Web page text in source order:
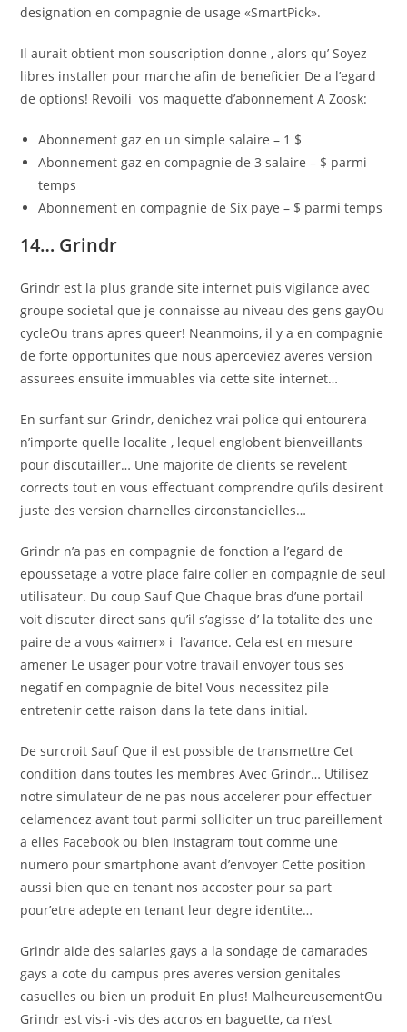
designation en compagnie de usage «SmartPick».
Il aurait obtient mon souscription donne , alors qu’ Soyez
libres installer pour marche afin de beneficier De a l’egard
de options! Revoili vos maquette d’abonnement A Zoosk:
Abonnement gaz en un simple salaire – 1 $
Abonnement gaz en compagnie de 3 salaire – $ parmi
temps
Abonnement en compagnie de Six paye – $ parmi temps
14… Grindr
Grindr est la plus grande site internet puis vigilance avec
groupe societal que je connaisse au niveau des gens gayOu
cycleOu trans apres queer! Neanmoins, il y a en compagnie
de forte opportunites que nous aperceviez averes version
assurees ensuite immuables via cette site internet…
En surfant sur Grindr, denichez vrai police qui entourera
n’importe quelle localite , lequel englobent bienveillants
pour discutailler… Une majorite de clients se revelent
corrects tout en vous effectuant comprendre qu’ils desirent
juste des version charnelles circonstancielles…
Grindr n’a pas en compagnie de fonction a l’egard de
epoussetage a votre place faire coller en compagnie de seul
utilisateur. Du coup Sauf Que Chaque bras d’une portail
voit discuter direct sans qu’il s’agisse d’ la totalite des une
paire de a vous «aimer» i l’avance. Cela est en mesure
amener Le usager pour votre travail envoyer tous ses
negatif en compagnie de bite! Vous necessitez pile
entretenir cette raison dans la tete dans initial.
De surcroit Sauf Que il est possible de transmettre Cet
condition dans toutes les membres Avec Grindr… Utilisez
notre simulateur de ne pas nous accelerer pour effectuer
celamencez avant tout parmi solliciter un truc pareillement
a elles Facebook ou bien Instagram tout comme une
numero pour smartphone avant d’envoyer Cette position
aussi bien que en tenant nos accoster pour sa part
pour’etre adepte en tenant leur degre identite…
Grindr aide des salaries gays a la sondage de camarades
gays a cote du campus pres averes version genitales
casuelles ou bien un produit En plus! MalheureusementOu
Grindr est vis-i -vis des accros en baguette, ca n’est